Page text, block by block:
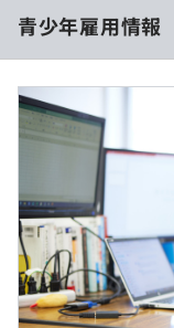
大きい会社ではあ
て、世界でも珍し
直接ビジネスをお
産業系のシステム
みソフトウェアの
エネや環境改善な
ザー志向で応えてい
得意分野は、自動
ら、最新のスマー
まと直接打ち合わ
コース実施時間：2
休憩時間：コース
平均残業時間：
1dayタイプコース
青少年雇用情報
過去３年間の新卒
前年度 採用者数6
2年度前 採用者数3
3年度前 採用者数
過去３年間の新卒
前年度 男性3人
2年度前 男性1人